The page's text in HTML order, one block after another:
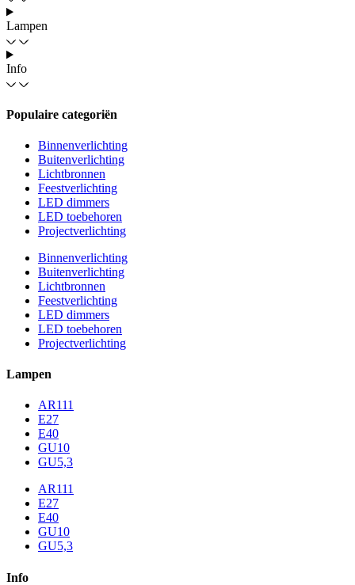
Lampen
Info
Populaire categoriën
Binnenverlichting
Buitenverlichting
Lichtbronnen
Feestverlichting
LED dimmers
LED toebehoren
Projectverlichting
Binnenverlichting
Buitenverlichting
Lichtbronnen
Feestverlichting
LED dimmers
LED toebehoren
Projectverlichting
Lampen
AR111
E27
E40
GU10
GU5,3
AR111
E27
E40
GU10
GU5,3
Info